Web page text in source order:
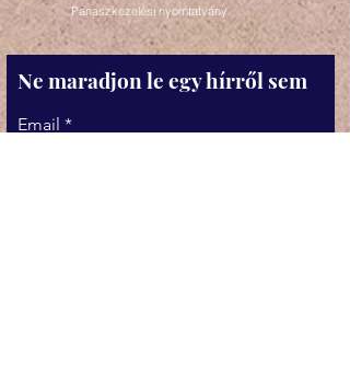
Panaszkezelési nyomtatvány
Ne maradjon le egy hírről sem
Email